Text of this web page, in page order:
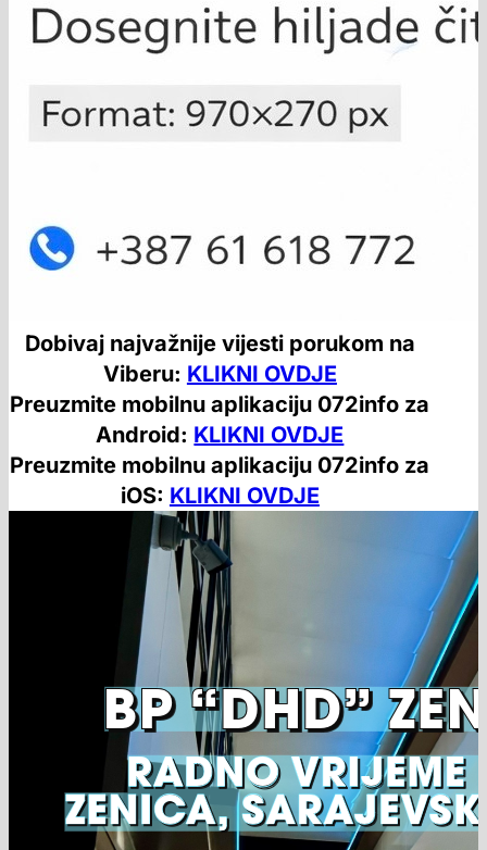
Dobivaj najvažnije vijesti porukom na
Viberu: KLIKNI OVDJE
Preuzmite mobilnu aplikaciju 072info za
Android: KLIKNI OVDJE
Preuzmite mobilnu aplikaciju 072info za
iOS: KLIKNI OVDJE